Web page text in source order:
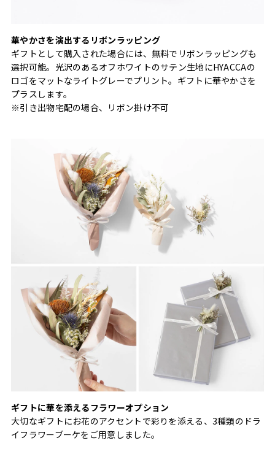
華やかさを演出するリボンラッピング
ギフトとして購入された場合には、無料でリボンラッピングも
選択可能。光沢のあるオフホワイトのサテン生地にHYACCAの
ロゴをマットなライトグレーでプリント。ギフトに華やかさを
プラスします。
※引き出物宅配の場合、リボン掛け不可
ギフトに華を添えるフラワーオプション
大切なギフトにお花のアクセントで彩りを添える、3種類のドラ
イフラワーブーケをご用意しました。